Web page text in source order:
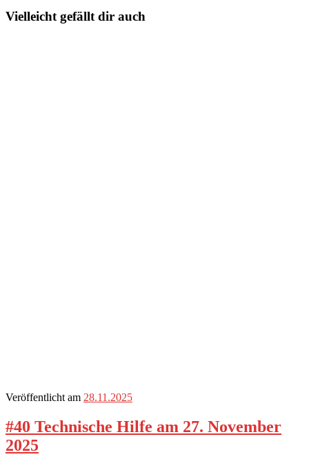
Vielleicht gefällt dir auch
Veröffentlicht am 28.11.2025
#40 Technische Hilfe am 27. November
2025